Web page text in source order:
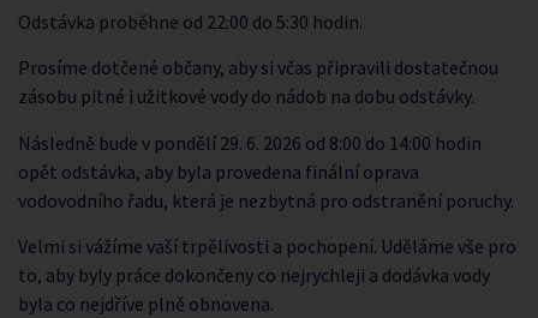
Odstávka proběhne od 22:00 do 5:30 hodin.
Prosíme dotčené občany, aby si včas připravili dostatečnou
zásobu pitné i užitkové vody do nádob na dobu odstávky.
Následně bude v pondělí 29. 6. 2026 od 8:00 do 14:00 hodin
opět odstávka, aby byla provedena finální oprava
vodovodního řadu, která je nezbytná pro odstranění poruchy.
Velmi si vážíme vaší trpělivosti a pochopení. Uděláme vše pro
to, aby byly práce dokončeny co nejrychleji a dodávka vody
byla co nejdříve plně obnovena.